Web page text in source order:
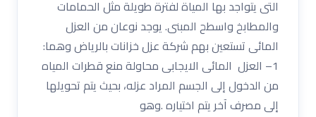
التى يتواجد بها المياة لفترة طويلة مثل الحمامات
والمطابخ واسطح المبنى. يوجد نوعان من العزل
المائى تستعين بهم شركة عزل خزانات بالرياض وهما:
1– العزل المائى الايجابى محاولة منع قطرات المياه
من الدخول إلى الجسم المراد عزله، بحيث يتم تحويلها
إلى مصرف آخر يتم اختياره .وهو